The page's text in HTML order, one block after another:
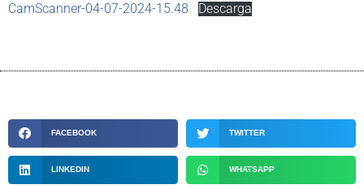
CamScanner-04-07-2024-15.48 Descarga
FACEBOOK TWITTER
LINKEDIN WHATSAPP